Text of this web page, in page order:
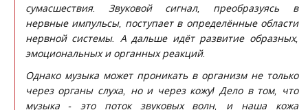
сумасшествия. Звуковой сигнал, преобразуясь в
нервные импульсы, поступает в определённые области
нервной системы. А дальше идёт развитие образных,
эмоциональных и органных реакций.
Однако музыка может проникать в организм не только
через органы слуха, но и через кожу! Дело в том, что
музыка - это поток звуковых волн, и наша кожа